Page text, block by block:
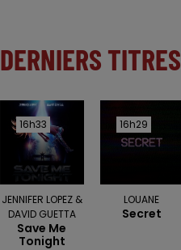
DERNIERS TITRES
16h33
16h33
JENNIFER LOPEZ &
DAVID GUETTA
Save Me
Tonight
16h29
16h29
LOUANE
Secret